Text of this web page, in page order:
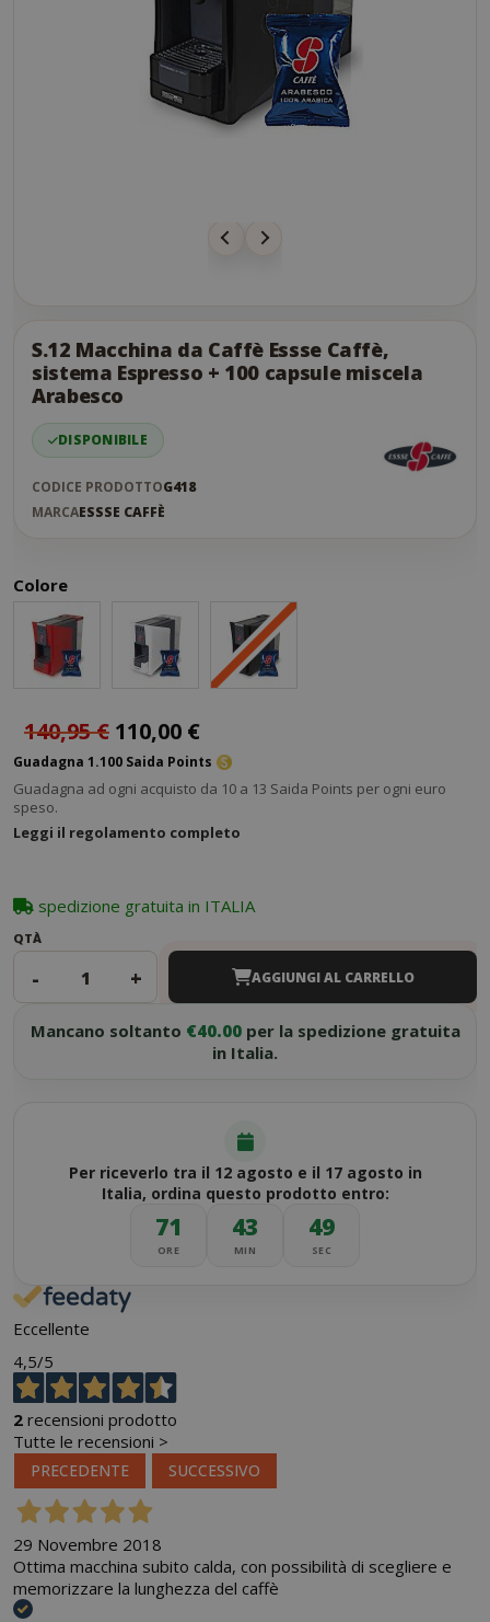
the
end
the
images
gallery
S.12 Macchina da Caffè Essse Caffè,
sistema Espresso + 100 capsule miscela
Arabesco
DISPONIBILE
CODICE PRODOTTOG418
MARCAESSSE CAFFÈ
Colore
140,95 € 110,00 €
Guadagna 1.100 Saida Points
Guadagna ad ogni acquisto da 10 a 13 Saida Points per ogni euro
speso.
Leggi il regolamento completo
spedizione gratuita in ITALIA
QTÀ
- + AGGIUNGI AL CARRELLO
Mancano soltanto €40.00per la spedizione gratuita
in Italia.
Per riceverlo tra il 12 agosto e il 17 agosto in
Italia, ordina questo prodotto entro:
71
ORE
43
MIN
48
SEC
Eccellente
4,5/5
2 recensioni prodotto
Tutte le recensioni >
PRECEDENTE SUCCESSIVO
29 Novembre 2018
Ottima macchina subito calda, con possibilità di scegliere e
memorizzare la lunghezza del caffè